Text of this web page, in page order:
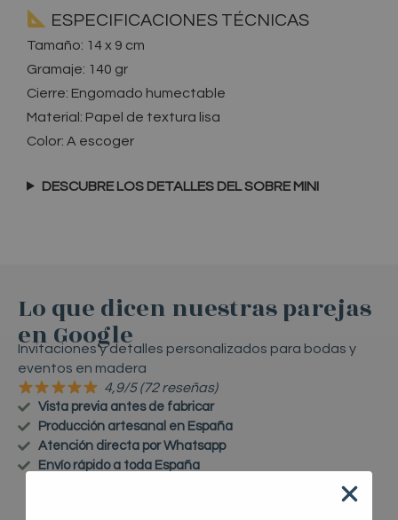
ESPECIFICACIONES TÉCNICAS
Tamaño: 14 x 9 cm
Gramaje: 140 gr
Cierre: Engomado humectable
Material: Papel de textura lisa
Color: A escoger
DESCUBRE LOS DETALLES DEL SOBRE MINI
Lo que dicen nuestras parejas
en Google
Invitaciones y detalles personalizados para bodas y
eventos en madera
4,9/5 (72 reseñas)
Vista previa antes de fabricar
Producción artesanal en España
Atención directa por Whatsapp
Envío rápido a toda España